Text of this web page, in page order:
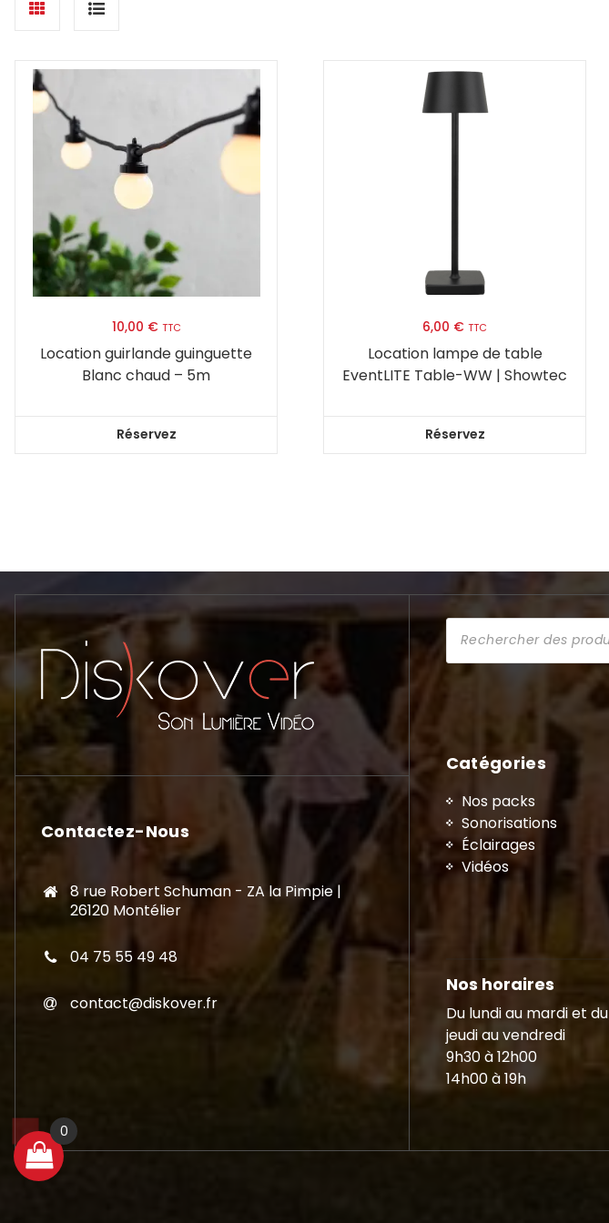
Grid
List
10,00 € TTC
Location guirlande guinguette
Blanc chaud – 5m
Réservez
6,00 € TTC
Location lampe de table
EventLITE Table-WW | Showtec
Réservez
Contactez-Nous
8 rue Robert Schuman - ZA la Pimpie |
26120 Montélier
04 75 55 49 48
contact@diskover.fr
Recherche
de
Catégories
Nos packs
Sonorisations
Éclairages
Vidéos
Nos horaires
Du lundi au mardi et du
jeudi au vendredi
9h30 à 12h00
14h00 à 19h
0